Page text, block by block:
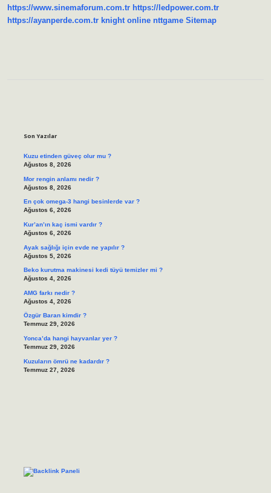
https://www.sinemaforum.com.tr https://ledpower.com.tr
https://ayanperde.com.tr knight online nttgame Sitemap
Son Yazılar
Kuzu etinden güveç olur mu ?
Ağustos 8, 2026
Mor rengin anlamı nedir ?
Ağustos 8, 2026
En çok omega-3 hangi besinlerde var ?
Ağustos 6, 2026
Kur’an’ın kaç ismi vardır ?
Ağustos 6, 2026
Ayak sağlığı için evde ne yapılır ?
Ağustos 5, 2026
Beko kurutma makinesi kedi tüyü temizler mi ?
Ağustos 4, 2026
AMG farkı nedir ?
Ağustos 4, 2026
Özgür Baran kimdir ?
Temmuz 29, 2026
Yonca’da hangi hayvanlar yer ?
Temmuz 29, 2026
Kuzuların ömrü ne kadardır ?
Temmuz 27, 2026